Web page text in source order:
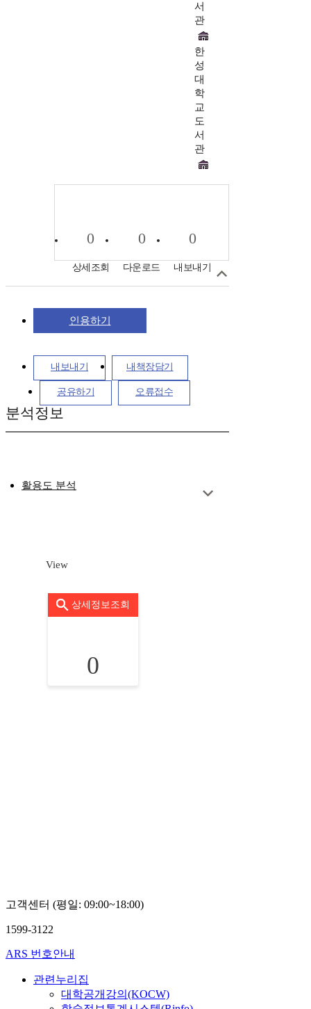
서
관
한
성
대
학
교
도
서
관
0
상세조회
0
다운로드
0
내보내기
인용하기
내보내기 내책장담기
공유하기 오류접수
분석정보
활용도 분석
View
상세정보조회
0
고객센터 (평일: 09:00~18:00)
1599-3122
ARS 번호안내
관련누리집
대학공개강의(KOCW)